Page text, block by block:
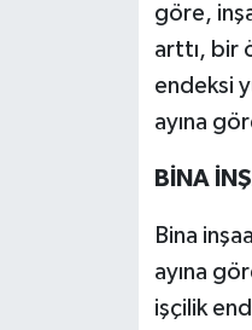
göre,
arttı, bir
endeksi
ayına
BİNA
Bina
ayına
işçilik